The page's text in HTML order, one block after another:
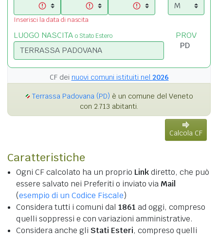
Inserisci la data di nascita
LUOGO NASCITA o Stato Estero PROV
CF dei nuovi comuni istituiti nel 2026
Terrassa Padovana (PD) è un comune del Veneto
con 2.713 abitanti.
Calcola CF
Caratteristiche
Ogni CF calcolato ha un proprio Linkdiretto, che può
essere salvato nei Preferiti o inviato via Mail
(esempio di un Codice Fiscale)
Considera tutti i comuni dal 1861 ad oggi, compreso
quelli soppressi e con variazioni amministrative.
Considera anche gli Stati Esteri, compreso quelli